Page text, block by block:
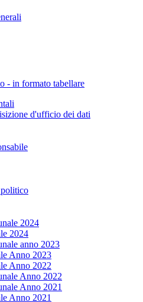
- in formato tabellare
d'ufficio dei dati
2024
2024
anno 2023
Anno 2023
Anno 2022
Anno 2022
Anno 2021
Anno 2021